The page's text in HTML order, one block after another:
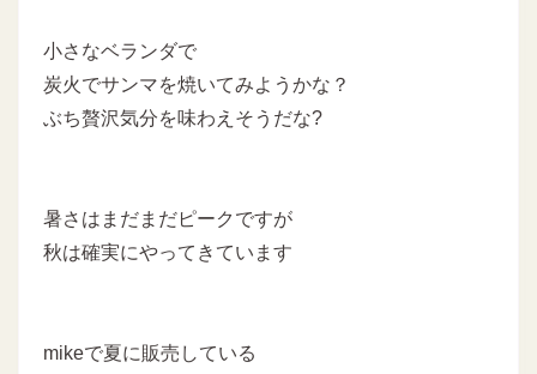
小さなベランダで
炭火でサンマを焼いてみようかな？
ぶち贅沢気分を味わえそうだな?
暑さはまだまだピークですが
秋は確実にやってきています
mikeで夏に販売している